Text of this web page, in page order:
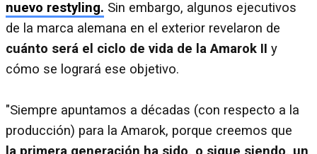
nuevo restyling. Sin embargo, algunos ejecutivos
de la marca alemana en el exterior revelaron de
cuánto será el ciclo de vida de la Amarok II y
cómo se logrará ese objetivo.
"Siempre apuntamos a décadas (con respecto a la
producción) para la Amarok, porque creemos que